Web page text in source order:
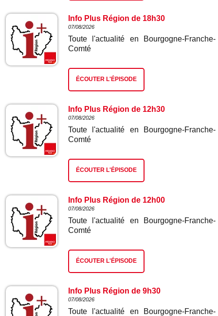
Info Plus Région de 18h30
07/08/2026
Toute l'actualité en Bourgogne-Franche-
Comté
ÉCOUTER L'ÉPISODE
Info Plus Région de 12h30
07/08/2026
Toute l'actualité en Bourgogne-Franche-
Comté
ÉCOUTER L'ÉPISODE
Info Plus Région de 12h00
07/08/2026
Toute l'actualité en Bourgogne-Franche-
Comté
ÉCOUTER L'ÉPISODE
Info Plus Région de 9h30
07/08/2026
Toute l'actualité en Bourgogne-Franche-